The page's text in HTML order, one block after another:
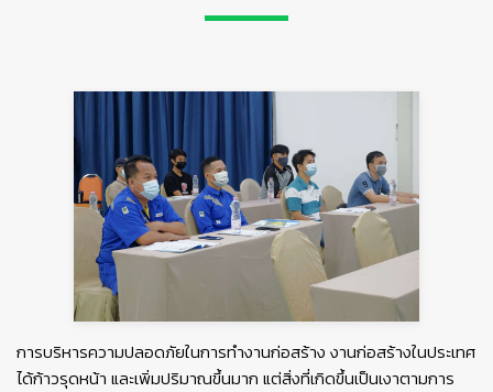
การบริหารความปลอดภัยในการทำงานก่อสร้าง งานก่อสร้างในประเทศ
ได้ก้าวรุดหน้า และเพิ่มปริมาณขึ้นมาก แต่สิ่งที่เกิดขึ้นเป็นเงาตามการ